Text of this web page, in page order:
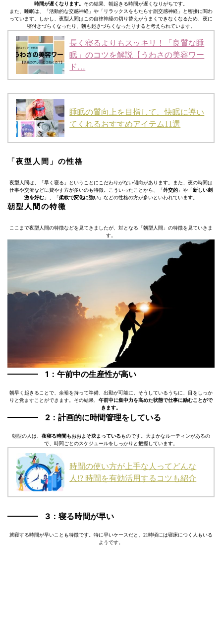
時間が遅くなります。 その結果、朝起きる時間が遅くなりがちです。
また、睡眠は、「活動的な交感神経」や「リラックスをもたらす副交感神経」と密接に関わ
っています。しかし、夜型人間はこの自律神経の切り替えがうまくできなくなるため、夜に
寝付きづらくなったり、朝も起きづらくなったりすると考えられています。
長く寝るよりもスッキリ！「良質な睡
眠」のコツを解説【うわさの美容ワー
ド…
睡眠の質向上を目指して。快眠に導い
てくれるおすすめアイテム11選
「夜型人間」の性格
夜型人間は、「早く寝る」ということにこだわりがない傾向があります。また、夜の時間は
仕事や交流などに費やす方が多いのも特徴。こういったことから、「外交的 」や「新しい刺
激を好む 」、「柔軟で変化に強い 」などの性格の方が多いといわれています。
朝型人間の特徴
ここまで夜型人間の特徴などを見てきましたが、対となる「朝型人間」の特徴を見ていきま
す。
1：午前中の生産性が高い
朝早く起きることで、余裕を持って準備、出勤が可能に。そうしているうちに、目をしっか
りと覚ますことができます。その結果、 午前中に集中力を高めた状態で仕事に励むことがで
きます。
2：計画的に時間管理をしている
朝型の人は、 夜寝る時間もおおよそ決まっている ものです。大まかなルーティンがあるの
で、時間ごとのスケジュールをしっかりと把握しています。
時間の使い方が上手な人ってどんな
人!? 時間を有効活用するコツも紹介
3：寝る時間が早い
就寝する時間が早いことも特徴です。特に早いケースだと、21時頃には寝床につく人もいる
ようです。